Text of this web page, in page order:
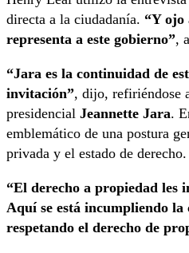
directa a la ciudadanía. “Y ojo
representa a este gobierno”,
“Jara es la continuidad de
invitación”, dijo, refiriéndose
presidencial Jeannette Jara.
emblemático de una postura
privada y el estado de derecho.
“El derecho a propiedad les
Aquí se está incumpliendo la
respetando el derecho de